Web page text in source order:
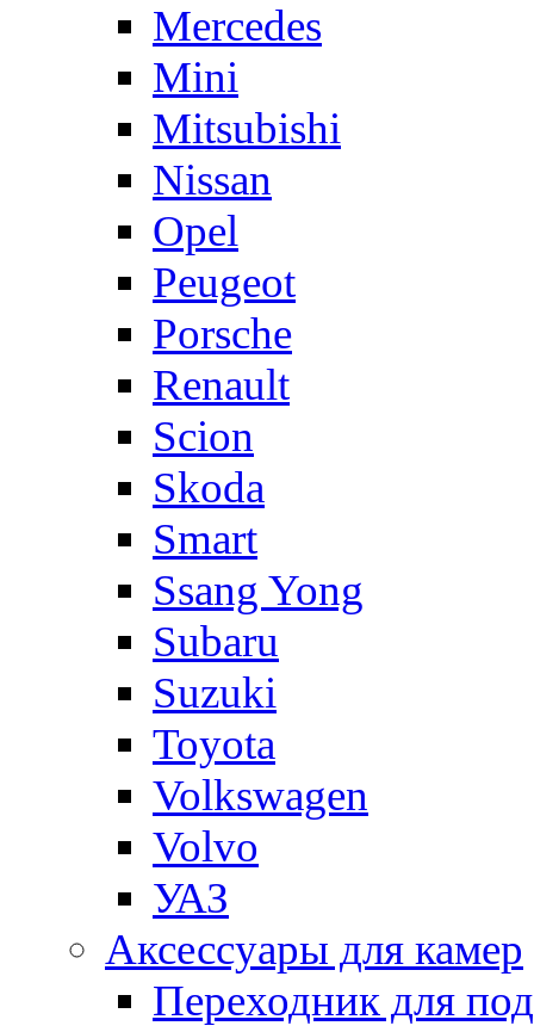
Mercedes
Mini
Mitsubishi
Nissan
Opel
Peugeot
Porsche
Renault
Scion
Skoda
Smart
Ssang Yong
Subaru
Suzuki
Toyota
Volkswagen
Volvo
УАЗ
Аксессуары для камер
Переходник для